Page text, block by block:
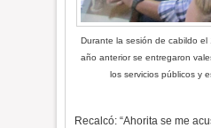
Durante la sesión de cabildo el
año anterior se entregaron
los servicios públicos y
Recalcó: “Ahorita se me